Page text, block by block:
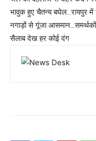
भावुक हुए चैतन्य बघेल…रायपुर में
नगाड़ों से गूंजा
सैलाब देख हर कोई दंग